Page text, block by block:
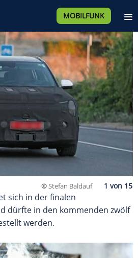
MOBILFUNK
©Stefan Baldauf
sich in der finalen
dürfte in den kommenden zwölf
werden.